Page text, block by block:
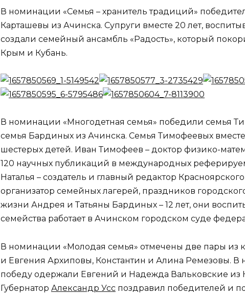
В номинации «Семья – хранитель традиций»
Карташевы из Ачинска. Супруги вместе 20 лет,
создали семейный ансамбль «Радость», который
Крым и Кубань.
В номинации «Многодетная семья» победили семья
семья Бардиных из Ачинска. Семья Тимофеевых вместе
шестерых детей. Иван Тимофеев – доктор физико-
120 научных публикаций в международных
Наталья – создатель и главный редактор
организатор семейных лагерей, праздников
жизни Андрея и Татьяны Бардиных – 12 лет, они
семейства работает в Ачинском городском суде
В номинации «Молодая семья» отмечены две пары из
и Евгения Архиповы, Константин и Алина Ремезовы. В
победу одержали Евгений и Надежда Вальковские из
Губернатор Александр Усс поздравил победителей и